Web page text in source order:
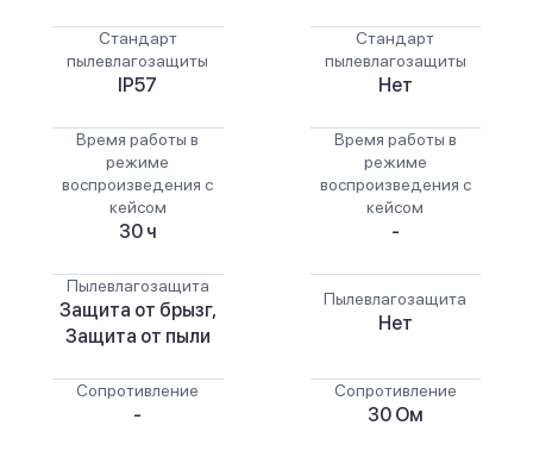
Стандарт
пылевлагозащиты
IP57
Время работы в
режиме
воспроизведения с
кейсом
30 ч
Пылевлагозащита
Защита от брызг,
Защита от пыли
Сопротивление
-
Стандарт
пылевлагозащиты
Нет
Время работы в
режиме
воспроизведения с
кейсом
-
Пылевлагозащита
Нет
Сопротивление
30 Ом